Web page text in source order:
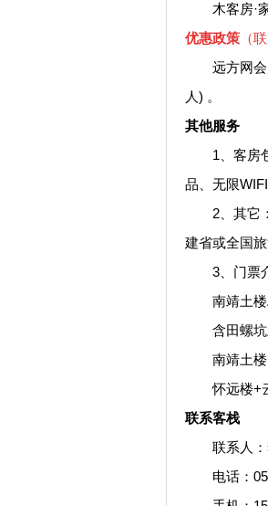
木客房·家
优惠政策 （
远方网会员
人) 。
其他服务
1、客房包
品、无限
2、其它：
建省或全国
3、门票介
南靖土楼A
含田螺坑土
南靖土楼B
怀远楼+云
联系客栈
联系人：
电话：